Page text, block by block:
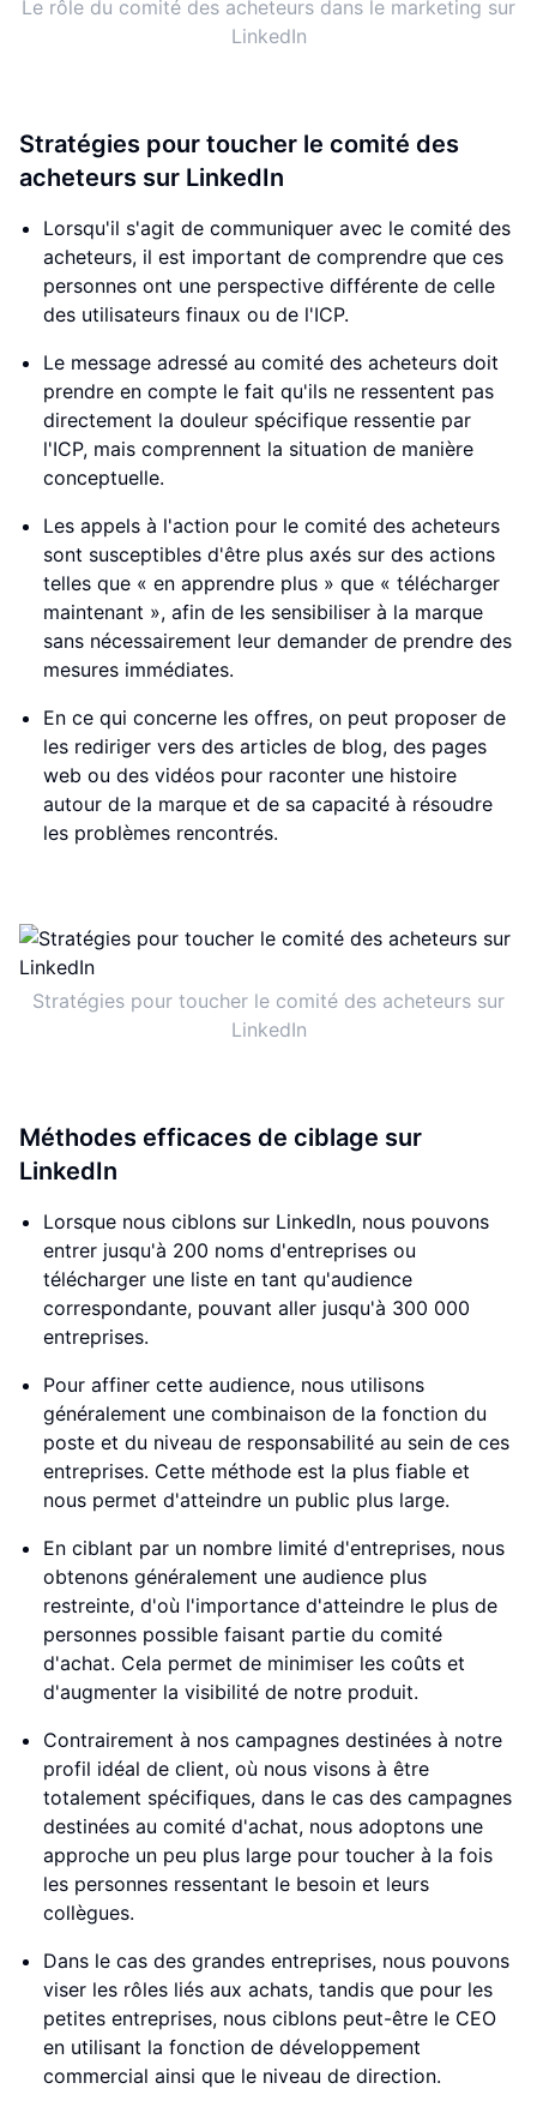
Le rôle du comité des acheteurs dans le marketing sur
LinkedIn
Stratégies pour toucher le comité des
acheteurs sur LinkedIn
Lorsqu'il s'agit de communiquer avec le comité des
acheteurs, il est important de comprendre que ces
personnes ont une perspective différente de celle
des utilisateurs finaux ou de l'ICP.
Le message adressé au comité des acheteurs doit
prendre en compte le fait qu'ils ne ressentent pas
directement la douleur spécifique ressentie par
l'ICP, mais comprennent la situation de manière
conceptuelle.
Les appels à l'action pour le comité des acheteurs
sont susceptibles d'être plus axés sur des actions
telles que « en apprendre plus » que « télécharger
maintenant », afin de les sensibiliser à la marque
sans nécessairement leur demander de prendre des
mesures immédiates.
En ce qui concerne les offres, on peut proposer de
les rediriger vers des articles de blog, des pages
web ou des vidéos pour raconter une histoire
autour de la marque et de sa capacité à résoudre
les problèmes rencontrés.
Stratégies pour toucher le comité des acheteurs sur
LinkedIn
Méthodes efficaces de ciblage sur
LinkedIn
Lorsque nous ciblons sur LinkedIn, nous pouvons
entrer jusqu'à 200 noms d'entreprises ou
télécharger une liste en tant qu'audience
correspondante, pouvant aller jusqu'à 300 000
entreprises.
Pour affiner cette audience, nous utilisons
généralement une combinaison de la fonction du
poste et du niveau de responsabilité au sein de ces
entreprises. Cette méthode est la plus fiable et
nous permet d'atteindre un public plus large.
En ciblant par un nombre limité d'entreprises, nous
obtenons généralement une audience plus
restreinte, d'où l'importance d'atteindre le plus de
personnes possible faisant partie du comité
d'achat. Cela permet de minimiser les coûts et
d'augmenter la visibilité de notre produit.
Contrairement à nos campagnes destinées à notre
profil idéal de client, où nous visons à être
totalement spécifiques, dans le cas des campagnes
destinées au comité d'achat, nous adoptons une
approche un peu plus large pour toucher à la fois
les personnes ressentant le besoin et leurs
collègues.
Dans le cas des grandes entreprises, nous pouvons
viser les rôles liés aux achats, tandis que pour les
petites entreprises, nous ciblons peut-être le CEO
en utilisant la fonction de développement
commercial ainsi que le niveau de direction.